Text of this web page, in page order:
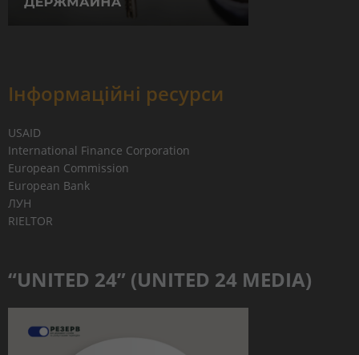
Інформаційні ресурси
USAID
International Finance Corporation
European Commission
European Bank
ЛУН
RIELTOR
“UNITED 24” (UNITED 24 MEDIA)